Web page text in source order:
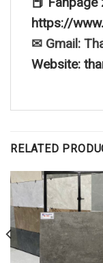
https://
✉ Gmail:
Website:
RELATED